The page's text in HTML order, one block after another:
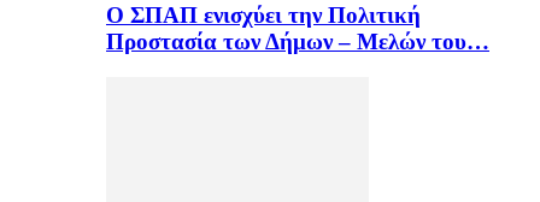
Ο ΣΠΑΠ ενισχύει την Πολιτική
Προστασία των Δήμων – Μελών του…